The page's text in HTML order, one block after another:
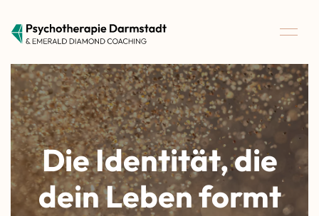
Die Identität, die
dein Leben formt